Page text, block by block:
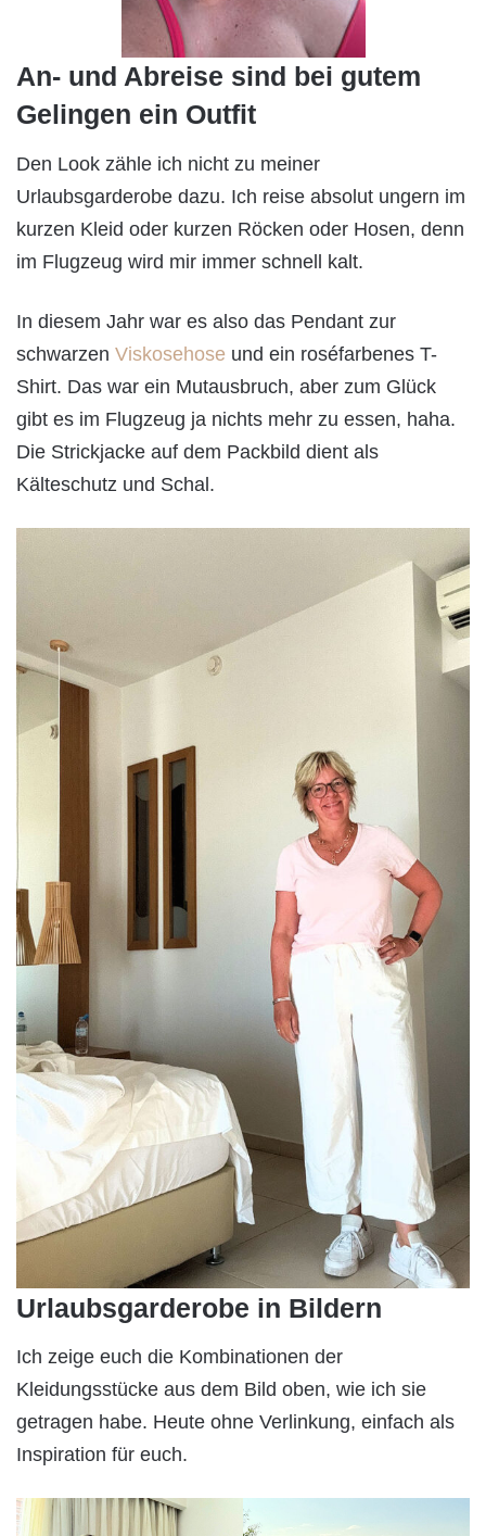
An- und Abreise sind bei gutem
Gelingen ein Outfit
Den Look zähle ich nicht zu meiner
Urlaubsgarderobe dazu. Ich reise absolut ungern im
kurzen Kleid oder kurzen Röcken oder Hosen, denn
im Flugzeug wird mir immer schnell kalt.
In diesem Jahr war es also das Pendant zur
schwarzen Viskosehose und ein roséfarbenes T-
Shirt. Das war ein Mutausbruch, aber zum Glück
gibt es im Flugzeug ja nichts mehr zu essen, haha.
Die Strickjacke auf dem Packbild dient als
Kälteschutz und Schal.
Urlaubsgarderobe in Bildern
Ich zeige euch die Kombinationen der
Kleidungsstücke aus dem Bild oben, wie ich sie
getragen habe. Heute ohne Verlinkung, einfach als
Inspiration für euch.